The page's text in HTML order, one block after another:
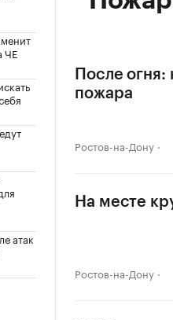
ЧЕ
атак
После
пожара
Ростов-на-Дону
На месте
Ростов-на-Дону